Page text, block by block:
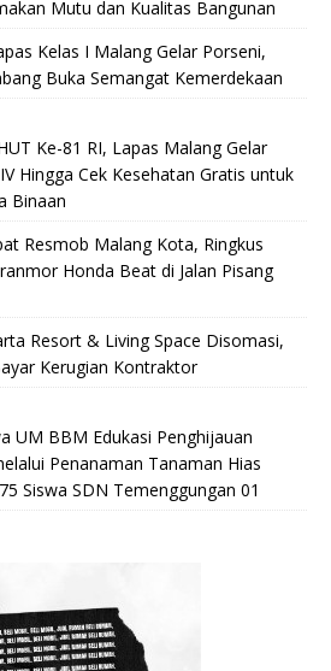
Mutu dan Kualitas Bangunan
Kelas I Malang Gelar Porseni,
Buka Semangat Kemerdekaan
Ke-81 RI, Lapas Malang Gelar
Hingga Cek Kesehatan Gratis untuk
Binaan
Resmob Malang Kota, Ringkus
Honda Beat di Jalan Pisang
Resort & Living Space Disomasi,
Kerugian Kontraktor
UM BBM Edukasi Penghijauan
Penanaman Tanaman Hias
Siswa SDN Temenggungan 01